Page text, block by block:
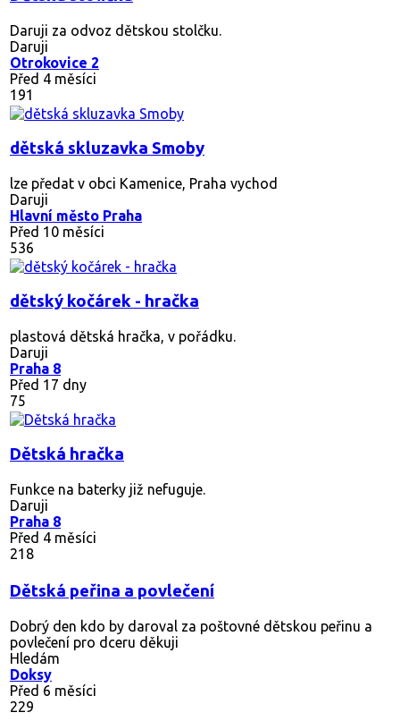
Daruji za odvoz dětskou stolčku.
Daruji
Otrokovice 2
Před 4 měsíci
191
dětská skluzavka Smoby
lze předat v obci Kamenice, Praha vychod
Daruji
Hlavní město Praha
Před 10 měsíci
536
dětský kočárek - hračka
plastová dětská hračka, v pořádku.
Daruji
Praha 8
Před 17 dny
75
Dětská hračka
Funkce na baterky již nefuguje.
Daruji
Praha 8
Před 4 měsíci
218
Dětská peřina a povlečení
Dobrý den kdo by daroval za poštovné dětskou peřinu a
povlečení pro dceru děkuji
Hledám
Doksy
Před 6 měsíci
229